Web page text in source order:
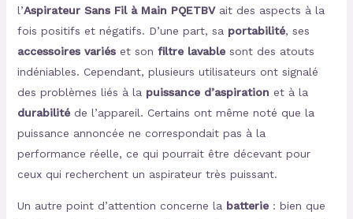
l’Aspirateur Sans Fil à Main PQETBVait des aspects à la
fois positifs et négatifs. D’une part, sa portabilité, ses
accessoires variéset son filtre lavablesont des atouts
indéniables. Cependant, plusieurs utilisateurs ont signalé
des problèmes liés à la puissance d’aspiration et à la
durabilitéde l’appareil. Certains ont même noté que la
puissance annoncée ne correspondait pas à la
performance réelle, ce qui pourrait être décevant pour
ceux qui recherchent un aspirateur très puissant.
Un autre point d’attention concerne la batterie: bien que